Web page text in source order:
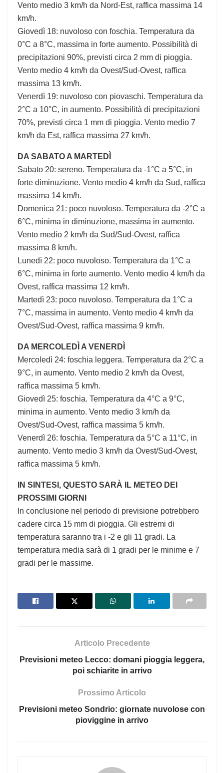
Vento medio 3 km/h da Nord-Est, raffica massima 14
km/h.
Giovedì 18: nuvoloso con foschia. Temperatura da
0°C a 8°C, massima in forte aumento. Possibilità di
precipitazioni 90%, previsti circa 2 mm di pioggia.
Vento medio 4 km/h da Ovest/Sud-Ovest, raffica
massima 13 km/h.
Venerdì 19: nuvoloso con piovaschi. Temperatura da
2°C a 10°C, in aumento. Possibilità di precipitazioni
70%, previsti circa 1 mm di pioggia. Vento medio 7
km/h da Est, raffica massima 27 km/h.
DA SABATO A MARTEDÌ
Sabato 20: sereno. Temperatura da -1°C a 5°C, in
forte diminuzione. Vento medio 4 km/h da Sud, raffica
massima 14 km/h.
Domenica 21: poco nuvoloso. Temperatura da -2°C a
6°C, minima in diminuzione, massima in aumento.
Vento medio 2 km/h da Sud/Sud-Ovest, raffica
massima 8 km/h.
Lunedì 22: poco nuvoloso. Temperatura da 1°C a
6°C, minima in forte aumento. Vento medio 4 km/h da
Ovest, raffica massima 12 km/h.
Martedì 23: poco nuvoloso. Temperatura da 1°C a
7°C, massima in aumento. Vento medio 4 km/h da
Ovest/Sud-Ovest, raffica massima 9 km/h.
DA MERCOLEDÌ A VENERDÌ
Mercoledì 24: foschia leggera. Temperatura da 2°C a
9°C, in aumento. Vento medio 2 km/h da Ovest,
raffica massima 5 km/h.
Giovedì 25: foschia. Temperatura da 4°C a 9°C,
minima in aumento. Vento medio 3 km/h da
Ovest/Sud-Ovest, raffica massima 5 km/h.
Venerdì 26: foschia. Temperatura da 5°C a 11°C, in
aumento. Vento medio 3 km/h da Ovest/Sud-Ovest,
raffica massima 5 km/h.
IN SINTESI, QUESTO SARÀ IL METEO DEI
PROSSIMI GIORNI
In conclusione nel periodo di previsione potrebbero
cadere circa 15 mm di pioggia. Gli estremi di
temperatura saranno tra i -2 e gli 11 gradi. La
temperatura media sarà di 1 gradi per le minime e 7
gradi per le massime.
Articolo Precedente
Previsioni meteo Lecco: domani pioggia leggera,
poi schiarite in arrivo
Prossimo Articolo
Previsioni meteo Sondrio: giornate nuvolose con
pioviggine in arrivo